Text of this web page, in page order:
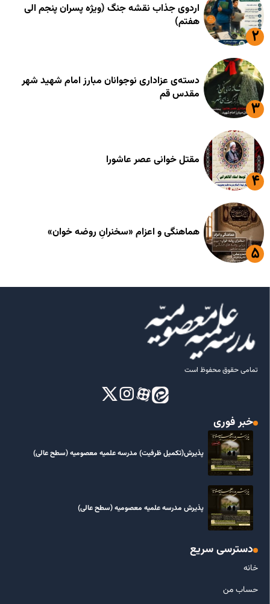
اردوی جذاب نقشه جنگ (ویژه پسران پنجم الی
هفتم)
دسته‌ی عزاداری نوجوانان مبارز امام شهید شهر
مقدس قم
مقتل خوانی عصر عاشورا
هماهنگی و اعزام «سخنرانِ روضه خوان»
تمامی حقوق محفوظ است
خبر فوری
پذیرش(تکمیل ظرفیت) مدرسه علمیه معصومیه‌ (سطح عالی)
پذیرش مدرسه علمیه معصومیه‌ (سطح عالی)
دسترسی سریع
خانه
حساب من